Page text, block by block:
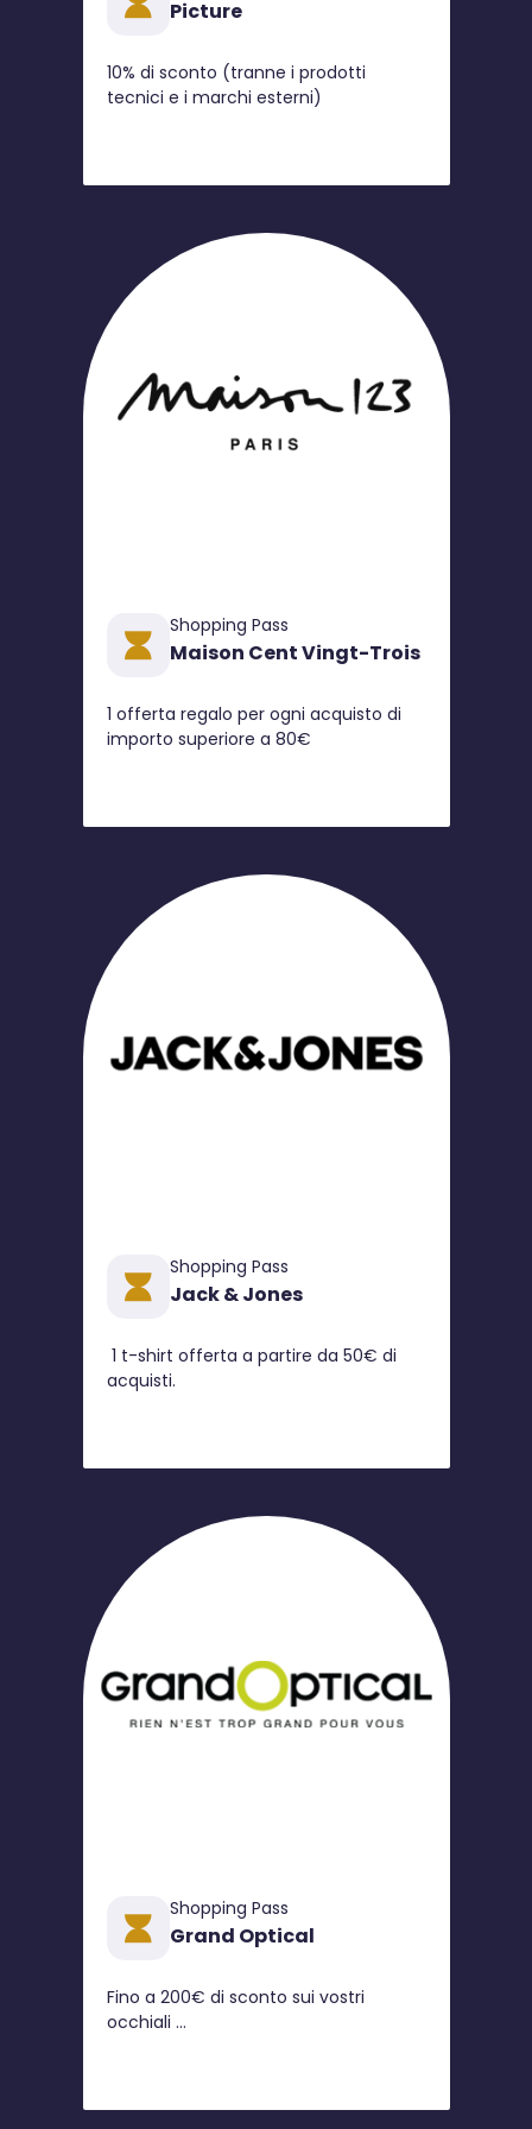
Picture
10% di sconto (tranne i prodotti
tecnici e i marchi esterni)
Shopping Pass
Maison Cent Vingt-Trois
1 offerta regalo per ogni acquisto di
importo superiore a 80€
Shopping Pass
Jack & Jones
1 t-shirt offerta a partire da 50€ di
acquisti.
Shopping Pass
Grand Optical
Fino a 200€ di sconto sui vostri
occhiali